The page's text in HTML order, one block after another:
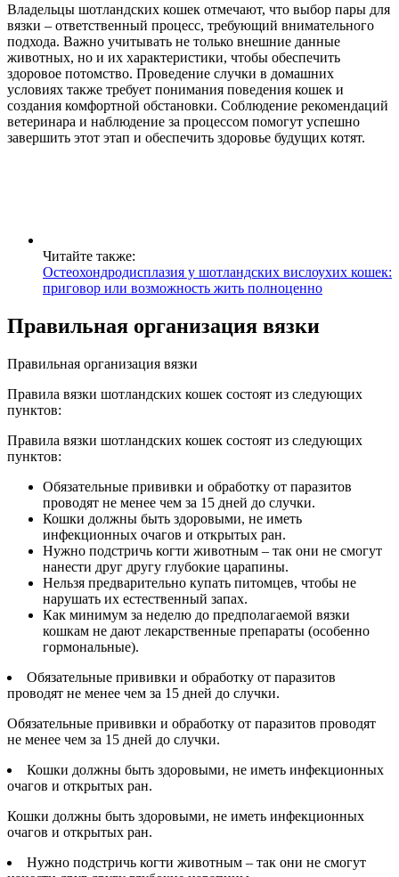
Владельцы шотландских кошек отмечают, что выбор пары для
вязки – ответственный процесс, требующий внимательного
подхода. Важно учитывать не только внешние данные
животных, но и их характеристики, чтобы обеспечить
здоровое потомство. Проведение случки в домашних
условиях также требует понимания поведения кошек и
создания комфортной обстановки. Соблюдение рекомендаций
ветеринара и наблюдение за процессом помогут успешно
завершить этот этап и обеспечить здоровье будущих котят.
Читайте также:
Остеохондродисплазия у шотландских вислоухих кошек:
приговор или возможность жить полноценно
Правильная организация вязки
Правильная организация вязки
Правила вязки шотландских кошек состоят из следующих
пунктов:
Правила вязки шотландских кошек состоят из следующих
пунктов:
Обязательные прививки и обработку от паразитов
проводят не менее чем за 15 дней до случки.
Кошки должны быть здоровыми, не иметь
инфекционных очагов и открытых ран.
Нужно подстричь когти животным – так они не смогут
нанести друг другу глубокие царапины.
Нельзя предварительно купать питомцев, чтобы не
нарушать их естественный запах.
Как минимум за неделю до предполагаемой вязки
кошкам не дают лекарственные препараты (особенно
гормональные).
Обязательные прививки и обработку от паразитов
проводят не менее чем за 15 дней до случки.
Обязательные прививки и обработку от паразитов проводят
не менее чем за 15 дней до случки.
Кошки должны быть здоровыми, не иметь инфекционных
очагов и открытых ран.
Кошки должны быть здоровыми, не иметь инфекционных
очагов и открытых ран.
Нужно подстричь когти животным – так они не смогут